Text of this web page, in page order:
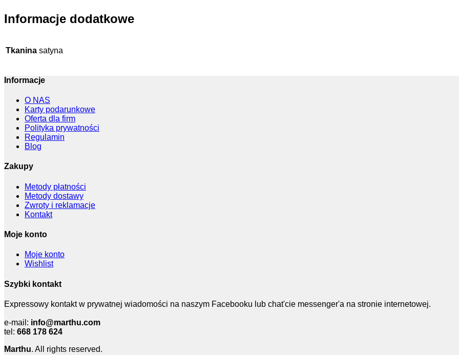
Informacje dodatkowe
Tkanina satyna
Informacje
O NAS
Karty podarunkowe
Oferta dla firm
Polityka prywatności
Regulamin
Blog
Zakupy
Metody płatności
Metody dostawy
Zwroty i reklamacje
Kontakt
Moje konto
Moje konto
Wishlist
Szybki kontakt
Expressowy kontakt w prywatnej wiadomości na naszym Facebooku lub chat'cie messenger'a na stronie internetowej.
e-mail: info@marthu.com
tel: 668 178 624
Marthu. All rights reserved.